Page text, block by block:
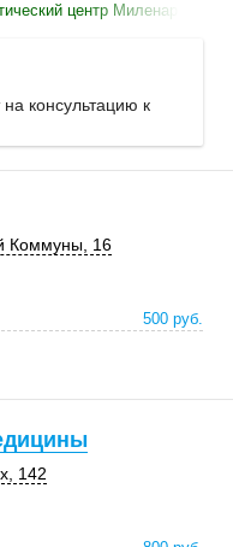
центр Миленарис
консультацию к
Коммуны, 16
500 руб.
142